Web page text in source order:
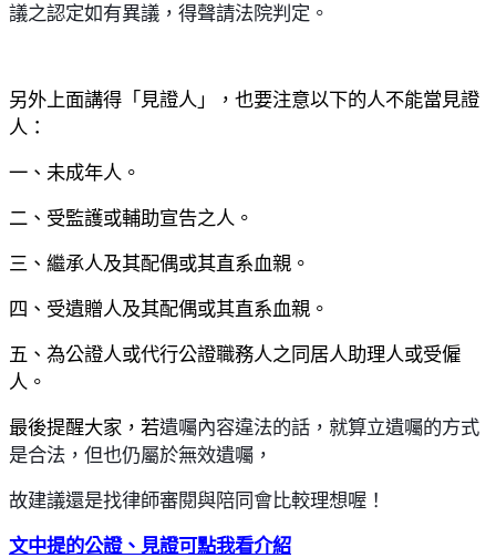
議之認定如有異議，得聲請法院判定。
另外上面講得「見證人」，也要注意以下的人不能當見證
人：
一、未成年人。
二、受監護或輔助宣告之人。
三、繼承人及其配偶或其直系血親。
四、受遺贈人及其配偶或其直系血親。
五、為公證人或代行公證職務人之同居人助理人或受僱
人。
最後提醒大家，若遺囑內容違法的話，就算立遺囑的方式
是合法，但也仍屬於無效遺囑，
故建議還是找律師審閱與陪同會比較理想喔！
文中提的公證、見證可點我看介紹